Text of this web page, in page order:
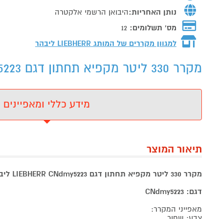
נותן האחריות:היבואן הרשמי אלקטרה
מס' תשלומים:12
למגוון מקררים של המותג LIEBHERR ליבהר
מקרר 330 ליטר מקפיא תחתון דגם LIEBHERR CNdmy5223 - מידע נוסף
מידע כללי ומאפיינים
תיאור המוצר
מקרר 330 ליטר מקפיא תחתון דגם LIEBHERR CNdmy5223 ליבהר שחור
דגם: CNdmy5223
מאפייני המקרר: